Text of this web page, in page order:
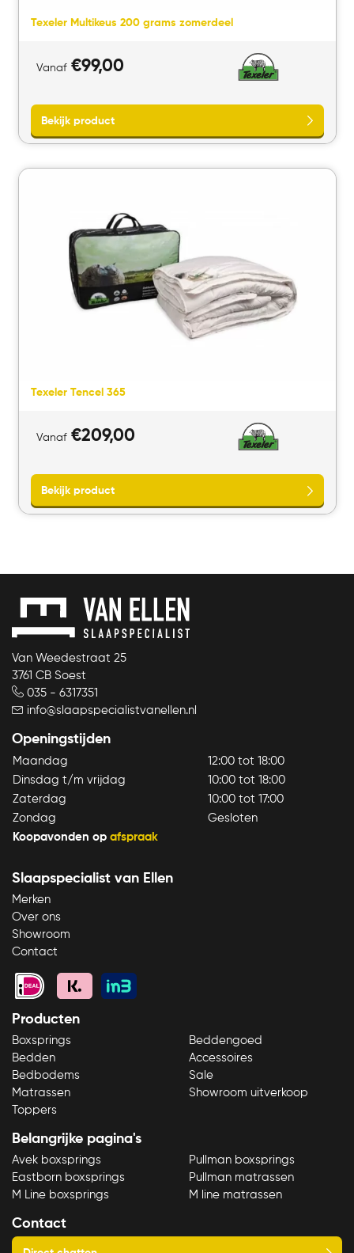
Bekijk product
Texeler Multikeus 200 grams zomerdeel
Vanaf €99,00
Bekijk product
Texeler Tencel 365
Vanaf €209,00
Bekijk product
Van Weedestraat 25
3761 CB Soest
035 - 6317351
info@slaapspecialistvanellen.nl
Openingstijden
Maandag
12:00 tot 18:00
Dinsdag t/m vrijdag
10:00 tot 18:00
Zaterdag
10:00 tot 17:00
Zondag
Gesloten
Koopavonden op afspraak
Slaapspecialist van Ellen
Merken
Over ons
Showroom
Contact
Producten
Boxsprings
Bedden
Bedbodems
Matrassen
Toppers
Beddengoed
Accessoires
Sale
Showroom uitverkoop
Belangrijke pagina's
Avek boxsprings
Eastborn boxsprings
M Line boxsprings
Pullman boxsprings
Pullman matrassen
M line matrassen
Contact